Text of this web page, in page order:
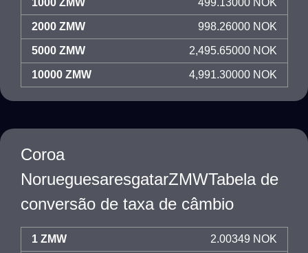
1000 ZMW 499.13000 NOK
2000 ZMW 998.26000 NOK
5000 ZMW 2,495.65000 NOK
10000 ZMW 4,991.30000 NOK
Coroa
NorueguesaresgatarZMWTabela de
conversão de taxa de câmbio
1 ZMW 2.00349 NOK